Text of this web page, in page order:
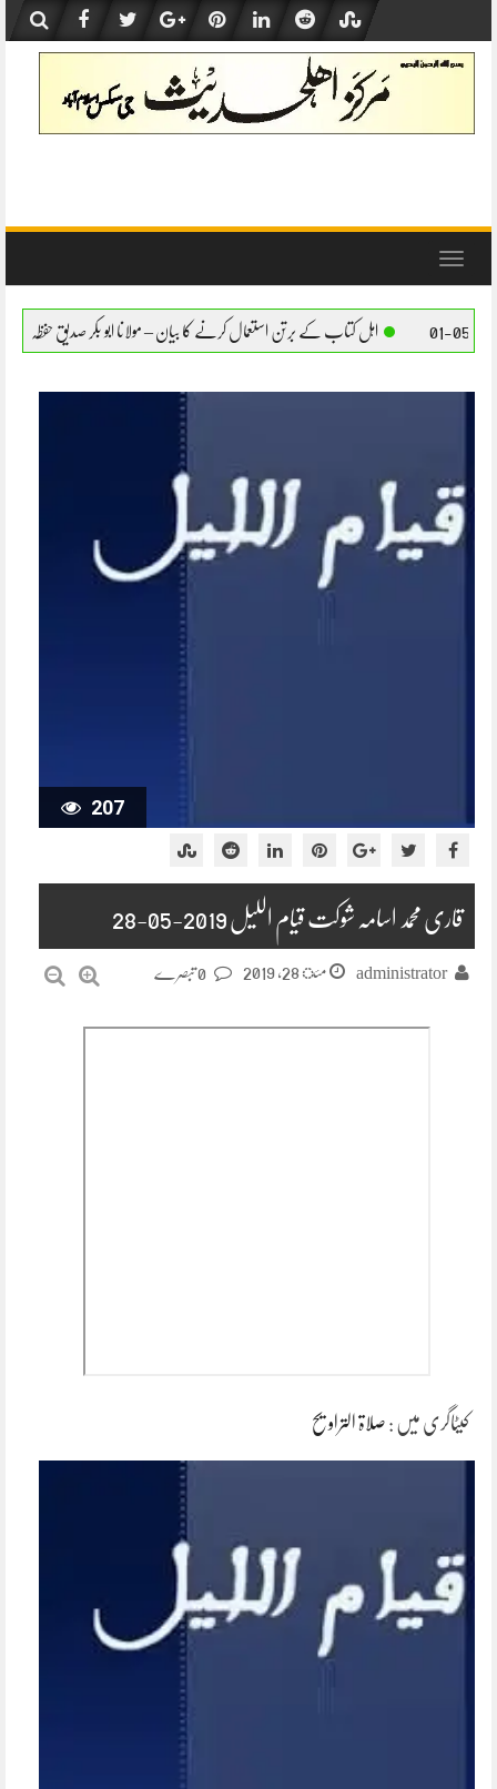
content
Toggle
اہل کتاب کے برتن استعمال کرنے کا بیان – مولانا ابو بکر صدیق حفظہ اللہ اہل کتاب کے
207
قاری محمد اسامہ شوکت قیام اللیل 2019-05-28
administrator مئ 28, 2019
کیٹاگری میں : صلاۃ التراویح